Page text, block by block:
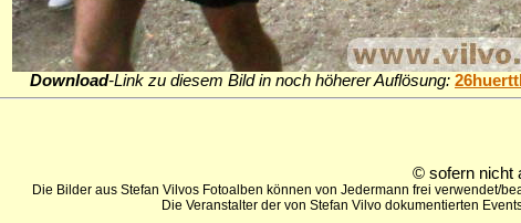
Download-Link zu diesem Bild in noch höherer Auflösung:
© sofern nicht
Die Bilder aus Stefan Vilvos Fotoalben können von Jedermann frei verwendet/
Die Veranstalter der von Stefan Vilvo dokumentierten